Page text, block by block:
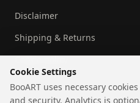
Disclaimer
Shipping & Returns
Cookie policy
Cookie Settings
BooART uses necessary
and security. Analytics is